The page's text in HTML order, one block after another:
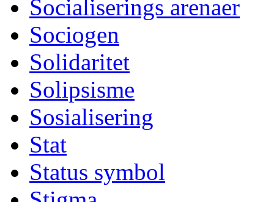
Socialiserings arenaer
Sociogen
Solidaritet
Solipsisme
Sosialisering
Stat
Status symbol